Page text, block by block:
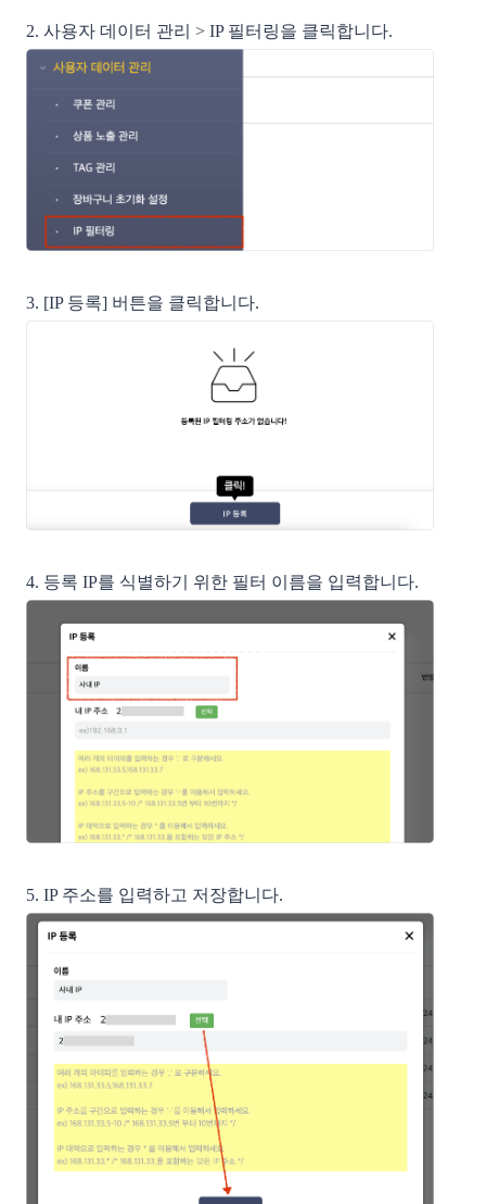
2. 사용자 데이터 관리 > IP 필터링을 클릭합니다.
3. [IP 등록] 버튼을 클릭합니다.
4. 등록 IP를 식별하기 위한 필터 이름을 입력합니다.
5. IP 주소를 입력하고 저장합니다.